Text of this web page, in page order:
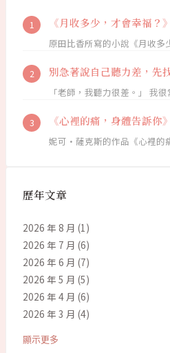
《月收多少，才會幸福？》
原田比香所寫的小說《月收
別急著說自己聽力差，先
「老師，我聽力很差。」 我
《心裡的痛，身體告訴你
妮可·薩克斯的作品《心裡的
歷年文章
2026 年 8 月 (1)
2026 年 7 月 (6)
2026 年 6 月 (7)
2026 年 5 月 (5)
2026 年 4 月 (6)
2026 年 3 月 (4)
顯示更多